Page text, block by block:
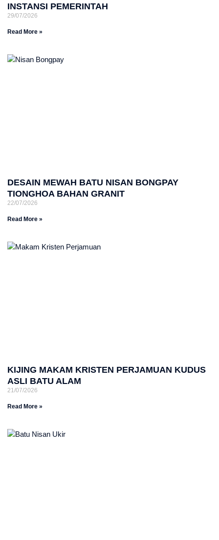
INSTANSI PEMERINTAH
29/07/2026
Read More »
DESAIN MEWAH BATU NISAN BONGPAY
TIONGHOA BAHAN GRANIT
22/07/2026
Read More »
KIJING MAKAM KRISTEN PERJAMUAN KUDUS
ASLI BATU ALAM
21/07/2026
Read More »